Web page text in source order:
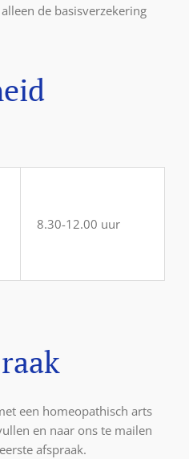
de basisverzekering
8.30-12.00 uur
een homeopathisch arts
en naar ons te mailen
afspraak.